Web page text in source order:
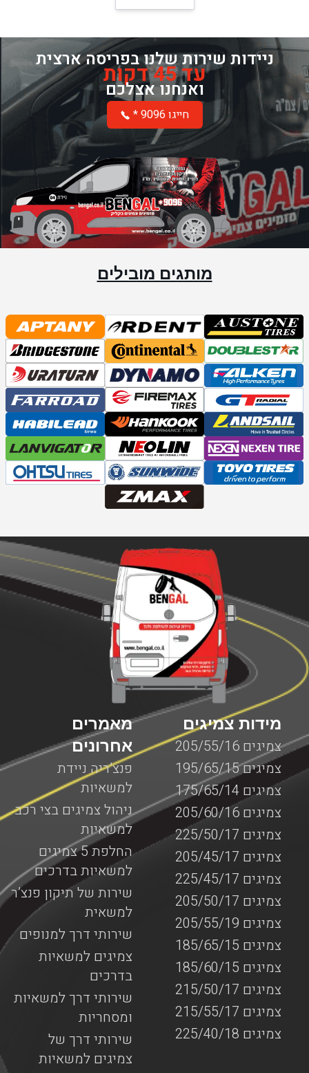
ניידות שירות שלנו בפריסה ארצית
עד 45 דקות
ואנחנו אצלכם
* חייגו 9096
מותגים מובילים
מאמרים
אחרונים
פנצ’ריה ניידת
למשאיות
ניהול צמיגים בצי רכב
למשאיות
החלפת 5 צמיגים
למשאיות בדרכים
שירות של תיקון פנצ’ר
למשאית
שירותי דרך למנופים
צמיגים למשאיות
בדרכים
שירותי דרך למשאיות
ומסחריות
שירותי דרך של
צמיגים למשאיות
מידות צמיגים
צמיגים 205/55/16
צמיגים 195/65/15
צמיגים 175/65/14
צמיגים 205/60/16
צמיגים 225/50/17
צמיגים 205/45/17
צמיגים 225/45/17
צמיגים 205/50/17
צמיגים 205/55/19
צמיגים 185/65/15
צמיגים 185/60/15
צמיגים 215/50/17
צמיגים 215/55/17
צמיגים 225/40/18